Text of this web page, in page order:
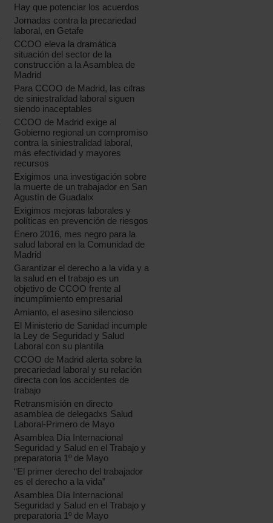
Hay que potenciar los acuerdos
Jornadas contra la precariedad
laboral, en Getafe
CCOO eleva la dramática
situación del sector de la
construcción a la Asamblea de
Madrid
Para CCOO de Madrid, las cifras
de siniestralidad laboral siguen
siendo inaceptables
CCOO de Madrid exige al
Gobierno regional un compromiso
contra la siniestralidad laboral,
más efectividad y mayores
recursos
Exigimos una investigación sobre
la muerte de un trabajador en San
Agustín de Guadalix
Exigimos mejoras laborales y
políticas en prevención de riesgos
Enero 2016, mes negro para la
salud laboral en la Comunidad de
Madrid
Garantizar el derecho a la vida y a
la salud en el trabajo es un
objetivo de CCOO frente al
incumplimiento empresarial
Amianto, el asesino silencioso
El Ministerio de Sanidad incumple
la Ley de Seguridad y Salud
Laboral con su plantilla
CCOO de Madrid alerta sobre la
precariedad laboral y su relación
directa con los accidentes de
trabajo
Retransmisión en directo
asamblea de delegadxs Salud
Laboral-Primero de Mayo
Asamblea Día Internacional
Seguridad y Salud en el Trabajo y
preparatoria 1º de Mayo
“El primer derecho del trabajador
es el derecho a la vida”
Asamblea Día Internacional
Seguridad y Salud en el Trabajo y
preparatoria 1º de Mayo